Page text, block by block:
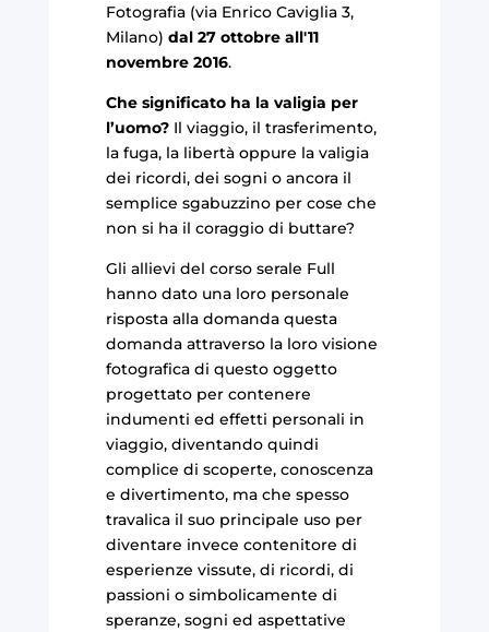
Fotografia (via Enrico Caviglia 3,
Milano) dal 27 ottobre all'11
novembre 2016.
Che significato ha la valigia per
l’uomo?Il viaggio, il trasferimento,
la fuga, la libertà oppure la valigia
dei ricordi, dei sogni o ancora il
semplice sgabuzzino per cose che
non si ha il coraggio di buttare?
Gli allievi del corso serale Full
hanno dato una loro personale
risposta alla domanda questa
domanda attraverso la loro visione
fotografica di questo oggetto
progettato per contenere
indumenti ed effetti personali in
viaggio, diventando quindi
complice di scoperte, conoscenza
e divertimento, ma che spesso
travalica il suo principale uso per
diventare invece contenitore di
esperienze vissute, di ricordi, di
passioni o simbolicamente di
speranze, sogni ed aspettative